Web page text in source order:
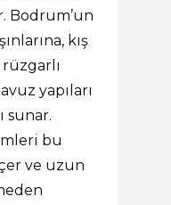
Bodrum’un
kış
yapıları
sunar.
bu
ve uzun